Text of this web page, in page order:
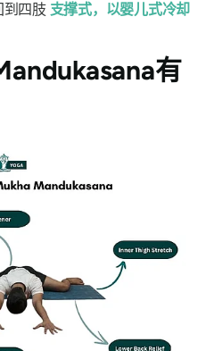
到四肢 支撑式，以婴儿式冷却
有